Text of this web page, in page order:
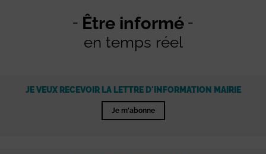
Être informé
en temps réel
JE VEUX RECEVOIR LA LETTRE D'INFORMATION MAIRIE
Je m'abonne